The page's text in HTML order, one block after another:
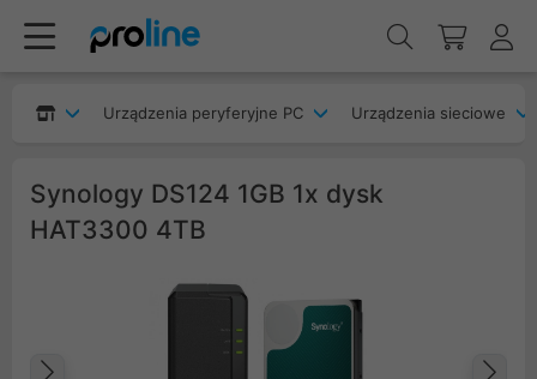
Urządzenia peryferyjne PC Urządzenia sieciowe
Synology DS124 1GB 1x dysk
HAT3300 4TB